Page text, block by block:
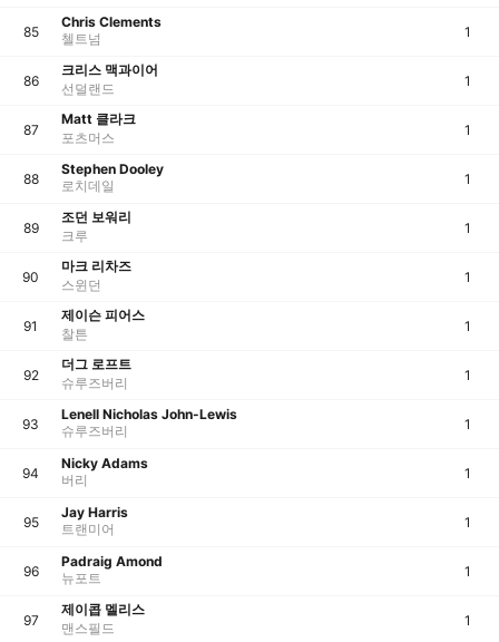
85
Chris Clements
첼트넘
1
86
크리스 맥과이어
선덜랜드
1
87
Matt 클라크
포츠머스
1
88
Stephen Dooley
로치데일
1
89
조던 보워리
크루
1
90
마크 리차즈
스윈던
1
91
제이슨 피어스
찰튼
1
92
더그 로프트
슈루즈버리
1
93
Lenell Nicholas John-Lewis
슈루즈버리
1
94
Nicky Adams
버리
1
95
Jay Harris
트랜미어
1
96
Padraig Amond
뉴포트
1
97
제이콥 멜리스
맨스필드
1